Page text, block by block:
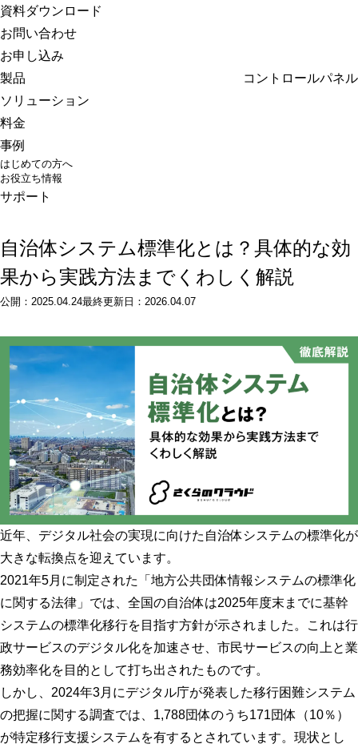
さくらのクラウド
資料ダウンロード
お問い合わせ
お申し込み
製品
ソリューション
料金
事例
はじめての方へ
お役立ち情報
サポート
コントロールパネル
自治体システム標準化とは？具体的な効
果から実践方法までくわしく解説
公開： 2025.04.24最終更新日： 2026.04.07
近年、デジタル社会の実現に向けた自治体システムの標準化が
大きな転換点を迎えています。
2021年5月に制定された「地方公共団体情報システムの標準化
に関する法律」では、全国の自治体は2025年度末までに基幹
システムの標準化移行を目指す方針が示されました。これは行
政サービスのデジタル化を加速させ、市民サービスの向上と業
務効率化を目的として打ち出されたものです。
しかし、2024年3月にデジタル庁が発表した移行困難システム
の把握に関する調査では、1,788団体のうち171団体（10％）
が特定移行支援システムを有するとされています。現状とし